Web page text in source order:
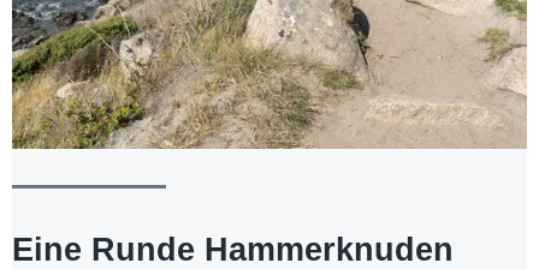
Eine Runde Hammerknuden